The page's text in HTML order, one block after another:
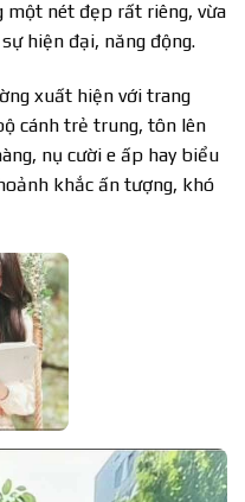
một nét đẹp rất riêng, vừa
hiện đại, năng động.
xuất hiện với trang
cánh trẻ trung, tôn lên
nụ cười e ấp hay biểu
khắc ấn tượng, khó